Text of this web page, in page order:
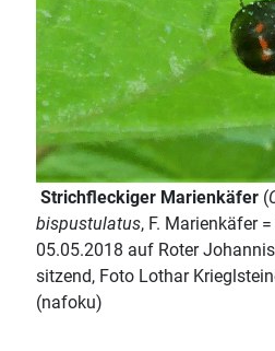
Strichfleckiger Marienkäfer (
bispustulatus, F. Marienkäfer
05.05.2018 auf Roter
sitzend, Foto Lothar
(nafoku)